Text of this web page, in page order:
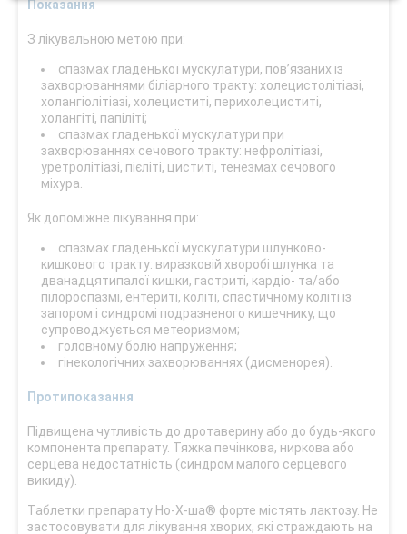
Показання
З лікувальною метою при:
спазмах гладенької мускулатури, пов’язаних із
захворюваннями біліарного тракту: холецистолітіазі,
холангіолітіазі, холециститі, перихолециститі,
холангіті, папіліті;
спазмах гладенької мускулатури при
захворюваннях сечового тракту: нефролітіазі,
уретролітіазі, пієліті, циститі, тенезмах сечового
міхура.
Як допоміжне лікування при:
спазмах гладенької мускулатури шлунково-
кишкового тракту: виразковій хворобі шлунка та
дванадцятипалої кишки, гастриті, кардіо- та/або
пілороспазмі, ентериті, коліті, спастичному коліті із
запором і синдромі подразненого кишечнику, що
супроводжується метеоризмом;
головному болю напруження;
гінекологічних захворюваннях (дисменорея).
Протипоказання
Підвищена чутливість до дротаверину або до будь-якого
компонента препарату. Тяжка печінкова, ниркова або
серцева недостатність (синдром малого серцевого
викиду).
Таблетки препарату Но-Х-ша® форте містять лактозу. Не
застосовувати для лікування хворих, які страждають на